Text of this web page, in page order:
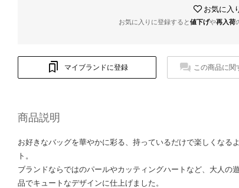
お気に入
お気に入りに登録すると値下げや再入荷
マイブランドに登録 この商品に
商品説明
お好きなバッグを華やかに彩る、持っているだけで楽しくなる
ト。
ブランドならではのパールやカッティングハートなど、大人の
品でキュートなデザインに仕上げました。